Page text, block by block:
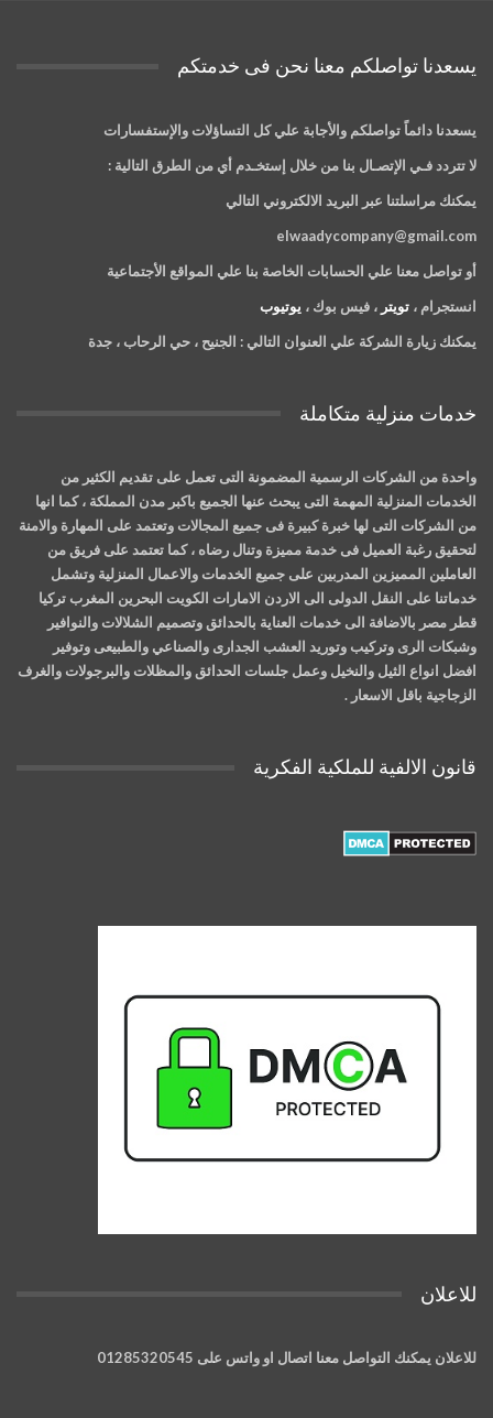
يسعدنا تواصلكم معنا نحن فى خدمتكم
يسعدنا دائماً تواصلكم والأجابة علي كل التساؤلات والإستفسارات
لا تتردد فـي الإتصـال بنا من خلال إستخـدم أي من الطرق التالية :
يمكنك مراسلتنا عبر البريد الالكتروني التالي
elwaadycompany@gmail.com
أو تواصل معنا علي الحسابات الخاصة بنا علي المواقع الأجتماعية
انستجرام ، تويتر ، فيس بوك ، يوتيوب
يمكنك زيارة الشركة علي العنوان التالي : الجنيح ، حي الرحاب ، جدة
خدمات منزلية متكاملة
واحدة من الشركات الرسمية المضمونة التى تعمل على تقديم الكثير من
الخدمات المنزلية المهمة التى يبحث عنها الجميع باكبر مدن المملكة ، كما انها
من الشركات التى لها خبرة كبيرة فى جميع المجالات وتعتمد على المهارة والامنة
لتحقيق رغبة العميل فى خدمة مميزة وتنال رضاه ، كما تعتمد على فريق من
العاملين المميزين المدربين على جميع الخدمات والاعمال المنزلية وتشمل
خدماتنا على النقل الدولى الى الاردن الامارات الكويت البحرين المغرب تركيا
قطر مصر بالاضافة الى خدمات العناية بالحدائق وتصميم الشلالات والنوافير
وشبكات الرى وتركيب وتوريد العشب الجدارى والصناعي والطبيعى وتوفير
افضل انواع الثيل والنخيل وعمل جلسات الحدائق والمظلات والبرجولات والغرف
الزجاجية باقل الاسعار .
قانون الالفية للملكية الفكرية
للاعلان
للاعلان يمكنك التواصل معنا اتصال او واتس على 01285320545